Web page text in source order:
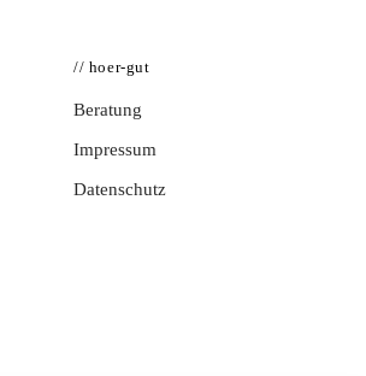
// hoer-gut
Beratung
Impressum
Datenschutz